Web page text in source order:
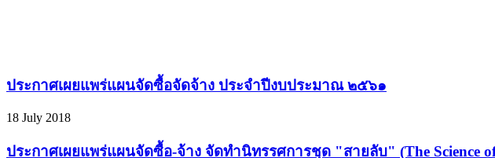
ประกาศเผยแพร่แผนจัดซื้อจัดจ้าง ประจำปีงบประมาณ ๒๕๖๑
18 July 2018
ประกาศเผยแพร่แผนจัดซื้อ-จ้าง จัดทำนิทรรศการชุด "สายลับ" (The Science